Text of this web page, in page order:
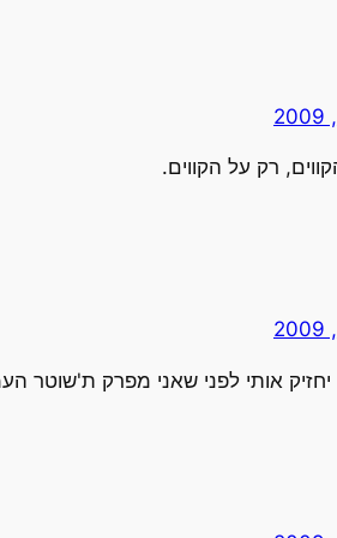
רק על הקווים.
אותי לפני שאני מפרק ת'שוטר